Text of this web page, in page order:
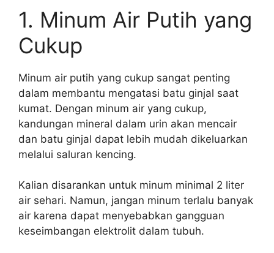
1. Minum Air Putih yang
Cukup
Minum air putih yang cukup sangat penting
dalam membantu mengatasi batu ginjal saat
kumat. Dengan minum air yang cukup,
kandungan mineral dalam urin akan mencair
dan batu ginjal dapat lebih mudah dikeluarkan
melalui saluran kencing.
Kalian disarankan untuk minum minimal 2 liter
air sehari. Namun, jangan minum terlalu banyak
air karena dapat menyebabkan gangguan
keseimbangan elektrolit dalam tubuh.